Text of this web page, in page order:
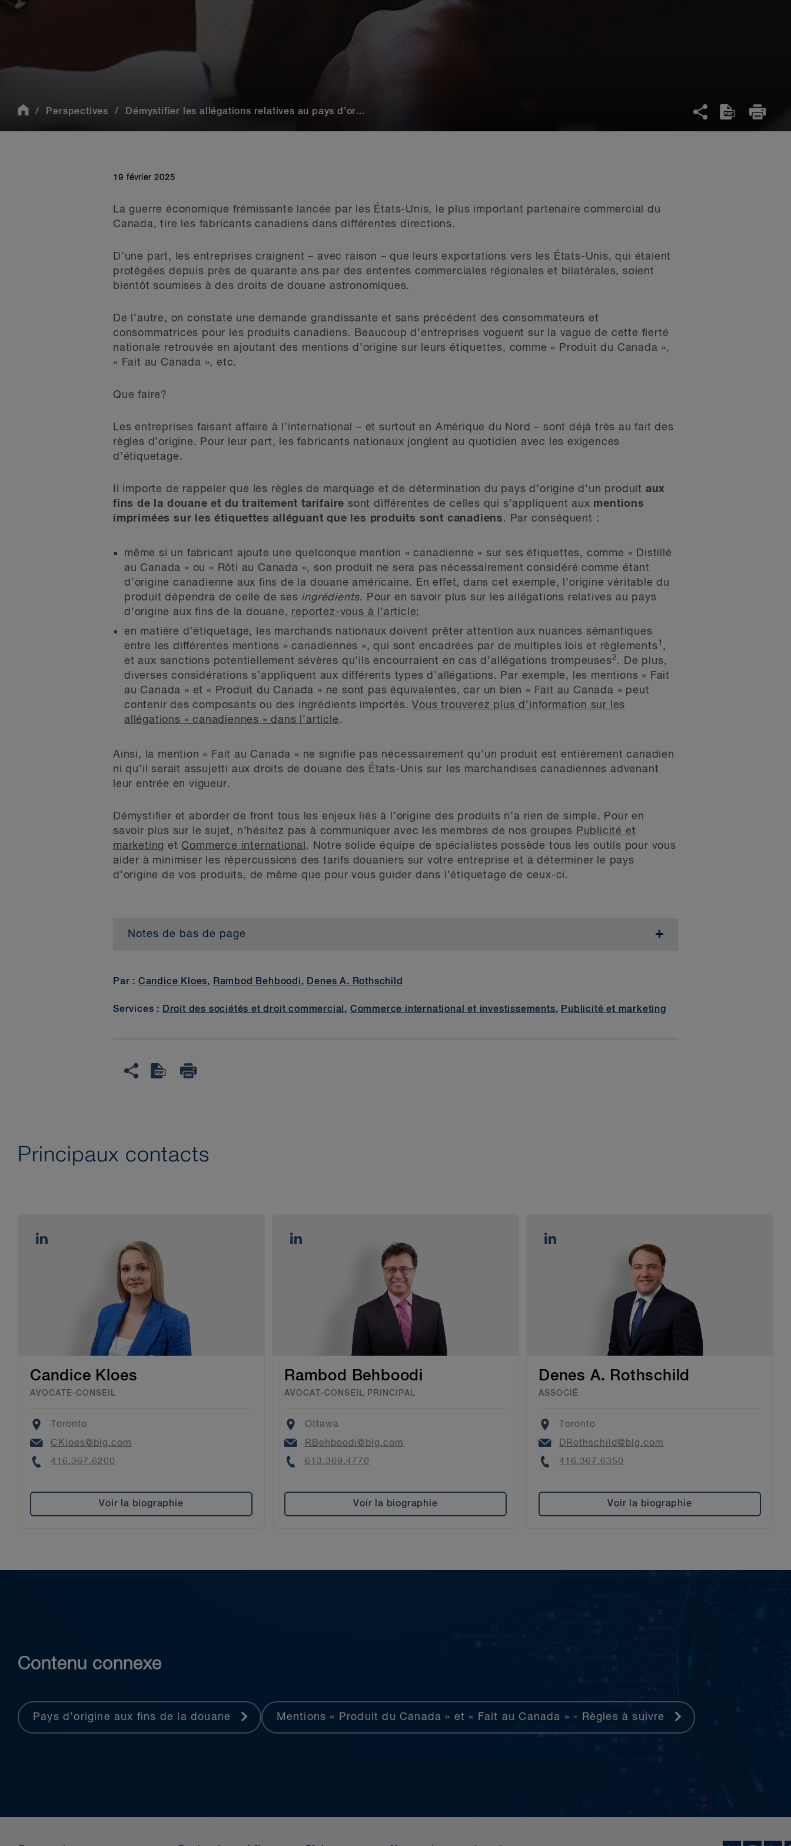
Perspectives Démystifier les allégations relatives au pays d’or...
19 février 2025
La guerre économique frémissante lancée par les États-Unis, le plus important partenaire commercial du
Canada, tire les fabricants canadiens dans différentes directions.
D’une part, les entreprises craignent – avec raison – que leurs exportations vers les États-Unis, qui étaient
protégées depuis près de quarante ans par des ententes commerciales régionales et bilatérales, soient
bientôt soumises à des droits de douane astronomiques.
De l’autre, on constate une demande grandissante et sans précédent des consommateurs et
consommatrices pour les produits canadiens. Beaucoup d’entreprises voguent sur la vague de cette fierté
nationale retrouvée en ajoutant des mentions d’origine sur leurs étiquettes, comme « Produit du Canada »,
« Fait au Canada », etc.
Que faire?
Les entreprises faisant affaire à l’international – et surtout en Amérique du Nord – sont déjà très au fait des
règles d’origine. Pour leur part, les fabricants nationaux jonglent au quotidien avec les exigences
d’étiquetage.
Il importe de rappeler que les règles de marquage et de détermination du pays d’origine d’un produit aux
fins de la douane et du traitement tarifaire sont différentes de celles qui s’appliquent aux mentions
imprimées sur les étiquettes alléguant que les produits sont canadiens. Par conséquent :
même si un fabricant ajoute une quelconque mention « canadienne » sur ses étiquettes, comme « Distillé
au Canada » ou « Rôti au Canada », son produit ne sera pas nécessairement considéré comme étant
d’origine canadienne aux fins de la douane américaine. En effet, dans cet exemple, l’origine véritable du
produit dépendra de celle de ses ingrédients. Pour en savoir plus sur les allégations relatives au pays
d’origine aux fins de la douane, reportez-vous à l’article;
en matière d’étiquetage, les marchands nationaux doivent prêter attention aux nuances sémantiques
entre les différentes mentions « canadiennes », qui sont encadrées par de multiples lois et règlements1 ,
et aux sanctions potentiellement sévères qu’ils encourraient en cas d’allégations trompeuses2. De plus,
diverses considérations s’appliquent aux différents types d’allégations. Par exemple, les mentions « Fait
au Canada » et « Produit du Canada » ne sont pas équivalentes, car un bien « Fait au Canada » peut
contenir des composants ou des ingrédients importés.Vous trouverez plus d’information sur les
allégations « canadiennes » dans l’article.
Ainsi, la mention « Fait au Canada » ne signifie pas nécessairement qu’un produit est entièrement canadien
ni qu’il serait assujetti aux droits de douane des États-Unis sur les marchandises canadiennes advenant
leur entrée en vigueur.
Démystifier et aborder de front tous les enjeux liés à l’origine des produits n’a rien de simple. Pour en
savoir plus sur le sujet, n’hésitez pas à communiquer avec les membres de nos groupes Publicité et
marketing et Commerce international . Notre solide équipe de spécialistes possède tous les outils pour vous
aider à minimiser les répercussions des tarifs douaniers sur votre entreprise et à déterminer le pays
d’origine de vos produits, de même que pour vous guider dans l’étiquetage de ceux-ci.
Notes de bas de page
Par exemple, une violation des dispositions pénales relatives à la publicité trompeuse de la
une peine d’emprisonnement, et une violation des dispositions civiles peut entraîner une sanction administrative pécuniaire
trompeuse.
Par : Candice Kloes, Rambod Behboodi, Denes A. Rothschild
Services : Droit des sociétés et droit commercial , Commerce international et investissements, Publicité et marketing
Principaux contacts
Candice Kloes
AVOCATE-CONSEIL
Location
Toronto
Email
CKloes@blg.com
Phone
416.367.6200
Voir la biographie
Rambod Behboodi
AVOCAT-CONSEIL PRINCIPAL
Location
Ottawa
Email
RBehboodi@blg.com
Phone
613.369.4770
Voir la biographie
Denes A. Rothschild
ASSOCIÉ
Location
Toronto
Email
DRothschild@blg.com
Phone
416.367.6350
Voir la biographie
Contenu connexe
Pays d’origine aux fins de la douane Mentions « Produit du Canada » et « Fait au Canada » - Règles à suivre